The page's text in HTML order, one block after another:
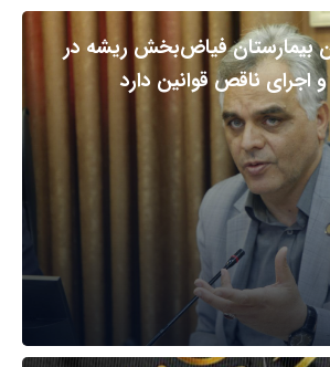
بیمارستان فیاض‌بخش ریشه در
اجرای ناقص قوانین دارد